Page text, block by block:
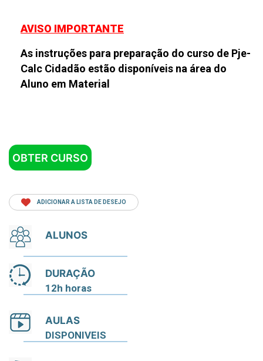
AVISO IMPORTANTE
As instruções para preparação do curso de Pje-
Calc Cidadão estão disponíveis na área do
Aluno em Material
OBTER CURSO
ADICIONAR A LISTA DE DESEJO
ALUNOS
DURAÇÃO
12h horas
AULAS
DISPONIVEIS